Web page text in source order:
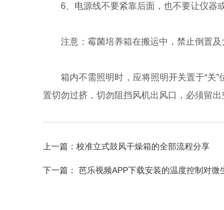
6、电源线不要紧靠后面，也不要让仪器或
注意：霉菌培养箱在搬运中，禁止倒置及
箱内不需照明时，应将照明开关置于“关”位
置切勿过挤，切勿阻挡风机出风口，必须留出
上一篇： 校准立式鼓风干燥箱的全部流程分享
下一篇： 芭乐视频APP下载安装的温度控制对微